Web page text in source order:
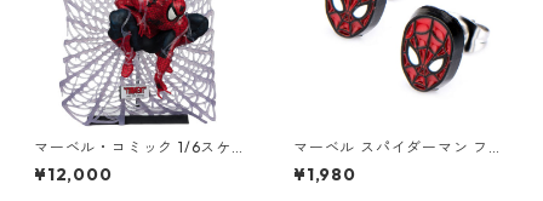
マーベル・コミック 1/6スケー
ル シーン・フィギュア スパイ
ダーマン（トッド・マクファ
¥12,000
マーベル スパイダーマン フェ
イス スタッドピアス MARVEL
¥1,980